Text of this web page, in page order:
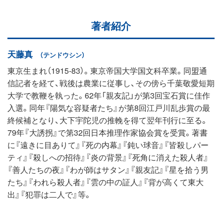
著者紹介
天藤真 （テンドウシン）
東京生まれ（1915‐83）。東京帝国大学国文科卒業。同盟通
信記者を経て、戦後は農業に従事し、その傍ら千葉敬愛短期
大学で教鞭を執った。62年「親友記」が第3回宝石賞に佳作
入選。同年『陽気な容疑者たち』が第8回江戸川乱歩賞の最
終候補となり、大下宇陀児の推輓を得て翌年刊行に至る。
79年『大誘拐』で第32回日本推理作家協会賞を受賞。著書
に『遠きに目ありて』『死の内幕』『鈍い球音』『皆殺しパー
ティ』『殺しへの招待』『炎の背景』『死角に消えた殺人者』
『善人たちの夜』『わが師はサタン』『親友記』『星を拾う男
たち』『われら殺人者』『雲の中の証人』『背が高くて東大
出』『犯罪は二人で』等。